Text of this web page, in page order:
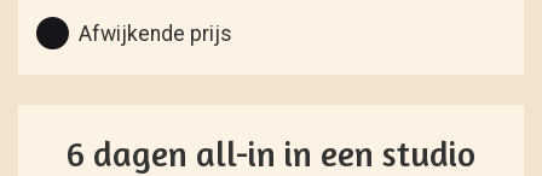
Afwijkende prijs
6 dagen all-in in een studio